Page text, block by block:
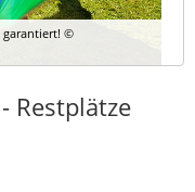
garantiert! ©
Restplätze